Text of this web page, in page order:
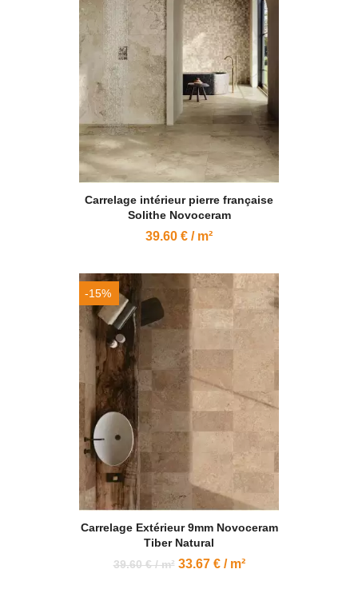
Carrelage intérieur pierre française
Solithe Novoceram
39.60 € / m²
Carrelage Extérieur 9mm Novoceram
Tiber Natural
39.60 € / m² 33.67 € / m²
-15%